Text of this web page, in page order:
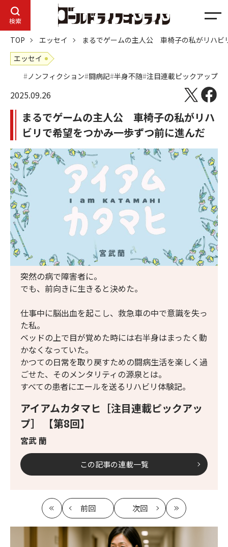
検索
メ
ニ
ュ
TOP エッセイ
まるでゲームの主人公 車椅子の私がリハビ
エッセイ
ノンフィクション 闘病記 半身不随 注目連載ピックアップ
2025.09.26
まるでゲームの主人公 車椅子の私がリハ
ビリで希望をつかみ一歩ずつ前に進んだ
アイアムカタマヒ［注目連載ピックアッ
プ］ 【第8回】
宮武 蘭
突然の病で障害者に。
でも、前向きに生きると決めた。
仕事中に脳出血を起こし、救急車の中で意識を失っ
た私。
ベッドの上で目が覚めた時には右半身はまったく動
かなくなっていた。
かつての日常を取り戻すための闘病生活を楽しく過
ごせた、そのメンタリティの源泉とは。
すべての患者にエールを送るリハビリ体験記。
この記事の連載一覧
最
初
前回
記
事
次回
記
事
最
新